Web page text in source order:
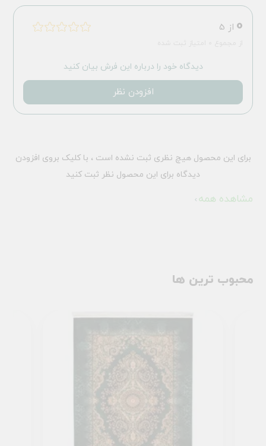
0 از 5
دیدگاه خود را درباره این فرش بیان کنید
افزودن نظر
برای این محصول هیچ نظری ثبت نشده است ، با کلیک بروی افزودن
دیدگاه برای این محصول نظر ثبت کنید
مشاهده همه
محبوب ترین ها